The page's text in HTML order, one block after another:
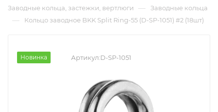
Заводные кольца, застежки, вертлюги — Заводные кольца
— Кольцо заводное BKK Split Ring-55 (D-SP-1051) #2 (18шт)
Новинка Артикул:D-SP-1051